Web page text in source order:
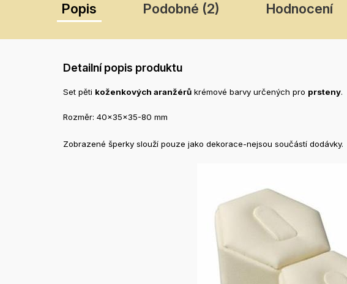
Popis Podobné (2) Hodnocení
Detailní popis produktu
Set pěti koženkových aranžérů krémové barvy určených pro prsteny.
Rozměr: 40x35x35-80 mm
Zobrazené šperky slouží pouze jako dekorace-nejsou součástí dodávky.